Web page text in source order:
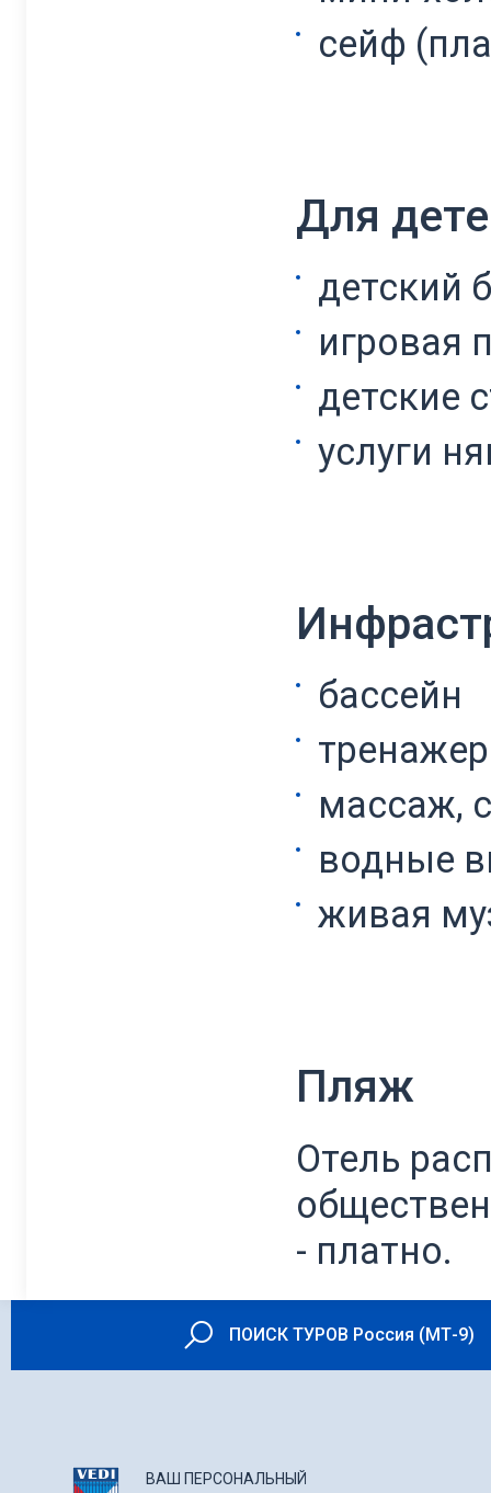
сейф
Для
детский
игровая
детские
услуги
бассейн
массаж,
водные
живая
Пляж
Отель
- платно.
ПОИСК ТУРОВ Россия (МТ-9)
ВАШ ПЕРСОНАЛЬНЫЙ